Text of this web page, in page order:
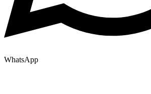
WhatsApp